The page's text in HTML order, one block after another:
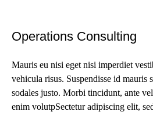
Operations Consulting
Mauris eu nisi eget nisi imperdiet
vehicula risus. Suspendisse id mauris
sodales justo. Morbi tincidunt, ante
enim volutpSectetur adipiscing elit,